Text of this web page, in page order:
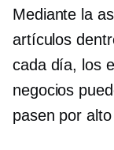
Mediante la
artículos
cada día, los
negocios
pasen por